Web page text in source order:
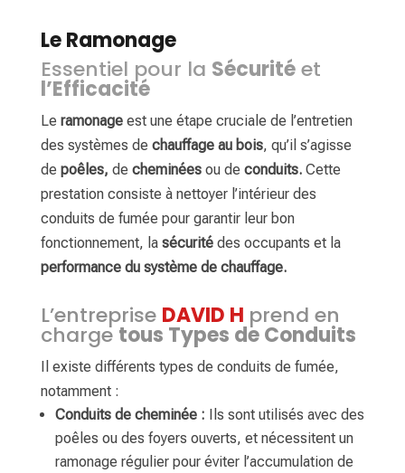
Le Ramonage
Essentiel pour la Sécuritéet
l’Efficacité
Le ramonageest une étape cruciale de l’entretien
des systèmes de chauffage au bois, qu’il s’agisse
de poêles, de cheminéesou de conduits.Cette
prestation consiste à nettoyer l’intérieur des
conduits de fumée pour garantir leur bon
fonctionnement, la sécuritédes occupants et la
performance du système de chauffage.
L’entreprise DAVID H prend en
charge tous Types de Conduits
Il existe différents types de conduits de fumée,
notamment :
Conduits de cheminée : Ils sont utilisés avec des
poêles ou des foyers ouverts, et nécessitent un
ramonage régulier pour éviter l’accumulation de